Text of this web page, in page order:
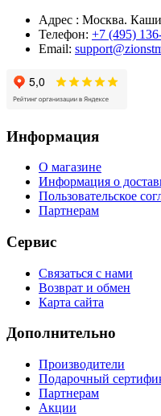
Адрес : Москва.
Телефон: +7 (495)
Email:
Информация
О магазине
Информация о
Пользовательское
Партнерам
Сервис
Связаться с нами
Возврат и обмен
Карта сайта
Дополнительно
Производители
Подарочный
Партнерам
Акции